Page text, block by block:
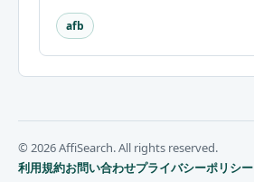
afb
© 2026 AffiSearch. All rights reserved.
利用規約お問い合わせプライバシーポリシー